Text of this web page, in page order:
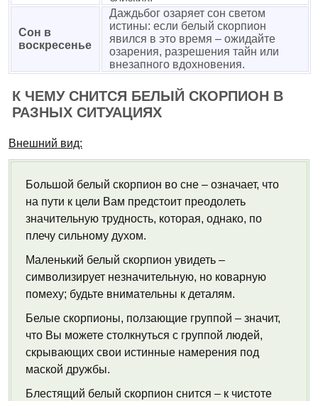
Сон в
воскресенье
Даждьбог озаряет сон светом
истины: если белый скорпион
явился в это время – ожидайте
озарения, разрешения тайн или
внезапного вдохновения.
К ЧЕМУ СНИТСЯ БЕЛЫЙ СКОРПИОН В
РАЗНЫХ СИТУАЦИЯХ
Внешний вид:
Большой белый скорпион во сне – означает, что
на пути к цели Вам предстоит преодолеть
значительную трудность, которая, однако, по
плечу сильному духом.
Маленький белый скорпион увидеть –
символизирует незначительную, но коварную
помеху; будьте внимательны к деталям.
Белые скорпионы, ползающие группой – значит,
что Вы можете столкнуться с группой людей,
скрывающих свои истинные намерения под
маской дружбы.
Блестящий белый скорпион снится – к чистоте